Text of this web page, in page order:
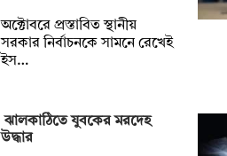
অক্টোবরে প্রস্তাবিত স্থানীয়
সরকার নির্বাচনকে সামনে রেখেই
ইস…
ঝালকাঠিতে যুবকের মরদেহ
উদ্ধার